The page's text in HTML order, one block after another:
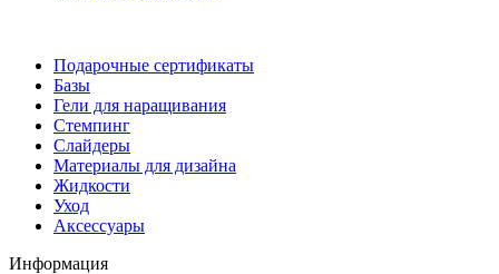
Подарочные сертификаты
Базы
Гели для наращивания
Стемпинг
Слайдеры
Материалы для дизайна
Жидкости
Уход
Аксессуары
Информация